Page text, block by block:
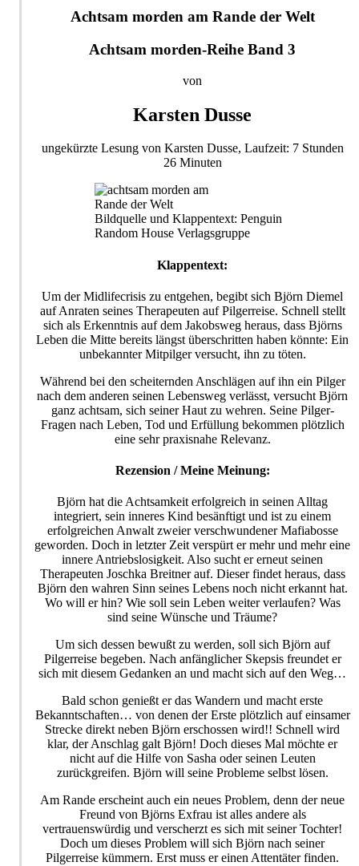
Achtsam morden am Rande der Welt
Achtsam morden-Reihe Band 3
von
Karsten Dusse
ungekürzte Lesung von Karsten Dusse, Laufzeit: 7 Stunden
26 Minuten
Bildquelle und Klappentext: Penguin
Random House Verlagsgruppe
Klappentext:
Um der Midlifecrisis zu entgehen, begibt sich Björn Diemel
auf Anraten seines Therapeuten auf Pilgerreise. Schnell stellt
sich als Erkenntnis auf dem Jakobsweg heraus, dass Björns
Leben die Mitte bereits längst überschritten haben könnte: Ein
unbekannter Mitpilger versucht, ihn zu töten.
Während bei den scheiternden Anschlägen auf ihn ein Pilger
nach dem anderen seinen Lebensweg verlässt, versucht Björn
ganz achtsam, sich seiner Haut zu wehren. Seine Pilger-
Fragen nach Leben, Tod und Erfüllung bekommen plötzlich
eine sehr praxisnahe Relevanz.
Rezension / Meine Meinung:
Björn hat die Achtsamkeit erfolgreich in seinen Alltag
integriert, sein inneres Kind besänftigt und ist zu einem
erfolgreichen Anwalt zweier verschwundener Mafiabosse
geworden. Doch in letzter Zeit verspürt er mehr und mehr eine
innere Antriebslosigkeit. Also sucht er erneut seinen
Therapeuten Joschka Breitner auf. Dieser findet heraus, dass
Björn den wahren Sinn seines Lebens noch nicht erkannt hat.
Wo will er hin? Wie soll sein Leben weiter verlaufen? Was
sind seine Wünsche und Träume?
Um sich dessen bewußt zu werden, soll sich Björn auf
Pilgerreise begeben. Nach anfänglicher Skepsis freundet er
sich mit diesem Gedanken an und macht sich auf den Weg…
Bald schon genießt er das Wandern und macht erste
Bekanntschaften… von denen der Erste plötzlich auf einsamer
Strecke direkt neben Björn erschossen wird!! Schnell wird
klar, der Anschlag galt Björn! Doch dieses Mal möchte er
nicht auf die Hilfe von Sasha oder seinen Leuten
zurückgreifen. Björn will seine Probleme selbst lösen.
Am Rande erscheint auch ein neues Problem, denn der neue
Freund von Björns Exfrau ist alles andere als
vertrauenswürdig und verscherzt es sich mit seiner Tochter!
Doch um dieses Problem will sich Björn nach seiner
Pilgerreise kümmern. Erst muss er einen Attentäter finden.